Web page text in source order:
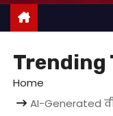
Trending
Home
AI-Generated